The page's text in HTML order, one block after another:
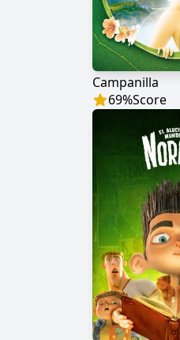
Campanilla
69%Score